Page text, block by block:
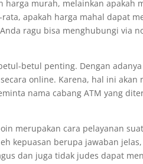
harga murah, melainkan apakah
apakah harga mahal dapat
ragu bisa menghubungi via
betul penting. Dengan
online. Karena, hal ini
nama cabang ATM yang
merupakan cara pelayanan
kepuasan berupa jawaban
dan juga tidak judes dapat